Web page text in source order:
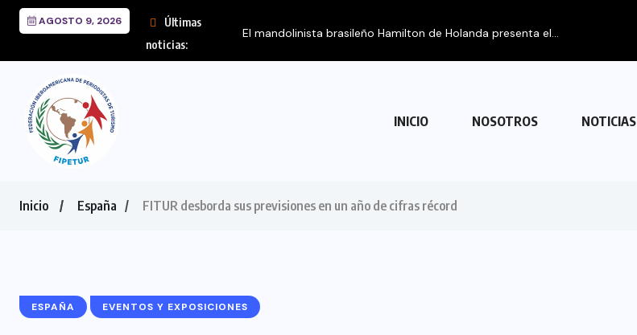
AGOSTO 9, 2026
Últimas
noticias:
FIPETUR se solidariza con Venezuela
INICIO NOSOTROS NOTICIAS
Inicio España FITUR desborda sus previsiones en un año de cifras récord
ESPAÑA EVENTOS Y EXPOSICIONES